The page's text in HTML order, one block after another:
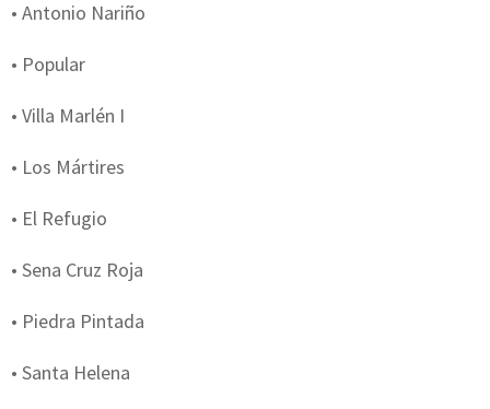
• Antonio Nariño
• Popular
• Villa Marlén I
• Los Mártires
• El Refugio
• Sena Cruz Roja
• Piedra Pintada
• Santa Helena